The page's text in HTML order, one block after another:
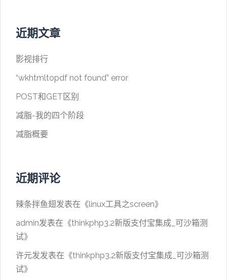
近期文章
影视排行
“wkhtmltopdf not found” error
POST和GET区别
减脂-我的四个阶段
减脂概要
近期评论
辣条拌鱼翅发表在《linux工具之screen》
admin发表在《thinkphp3.2新版支付宝集成_可沙箱测
试》
许元发发表在《thinkphp3.2新版支付宝集成_可沙箱测
试》